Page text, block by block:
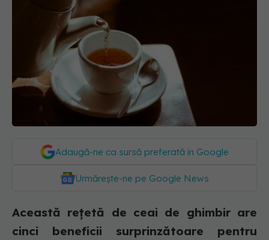
Adaugă-ne ca sursă preferată în Google
Urmărește-ne pe Google News
Această rețetă de ceai de ghimbir are
cinci beneficii surprinzătoare pentru